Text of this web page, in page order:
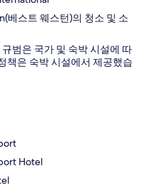
베스트 웨스턴)의 청소 및 소
범은 국가 및 숙박 시설에 따
책은 숙박 시설에서 제공했습
Hotel